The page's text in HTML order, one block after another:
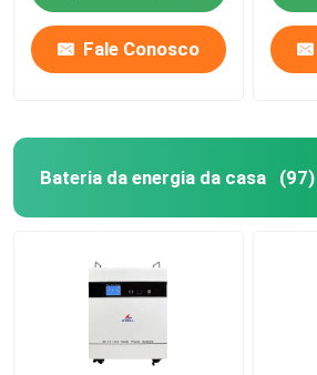
Fale Conosco
Bateria da energia da casa (97)